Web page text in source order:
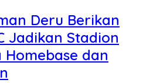
Deru Berikan
Jadikan Stadion
Homebase dan